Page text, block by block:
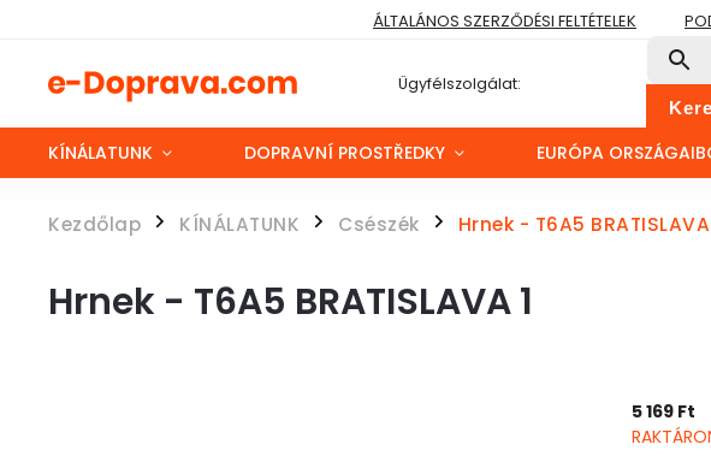
ÁLTALÁNOS SZERZŐDÉSI FELTÉTELEK
Ügyfélszolgálat:
KÍNÁLATUNK DOPRAVNÍ PROSTŘEDKY EURÓPA
Kezdőlap / KÍNÁLATUNK / Csészék / Hrnek - T6A5 BRATISLAVA
Hrnek - T6A5 BRATISLAVA 1
5 169 Ft